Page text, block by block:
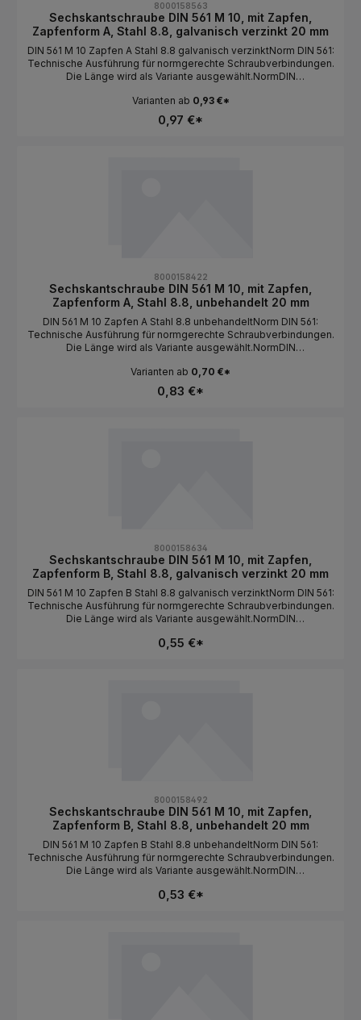
8000158563
Sechskantschraube DIN 561 M 10, mit Zapfen,
Zapfenform A, Stahl 8.8, galvanisch verzinkt 20 mm
DIN 561 M 10 Zapfen A Stahl 8.8 galvanisch verzinktNorm DIN 561:
Technische Ausführung für normgerechte Schraubverbindungen.
Die Länge wird als Variante ausgewählt.NormDIN
AGewindeartMetrischGewindeM
10MaterialStahlFestigkeit8.8Oberflächegalvanisch
verzinktAntriebAußensechskantLängeals Variante wählbar
Varianten ab 0,93 €*
0,97 €*
8000158422
Sechskantschraube DIN 561 M 10, mit Zapfen,
Zapfenform A, Stahl 8.8, unbehandelt 20 mm
DIN 561 M 10 Zapfen A Stahl 8.8 unbehandeltNorm DIN 561:
Technische Ausführung für normgerechte Schraubverbindungen.
Die Länge wird als Variante ausgewählt.NormDIN
AGewindeartMetrischGewindeM
10MaterialStahlFestigkeit8.8OberflächeunbehandeltAntriebAuße
nsechskantLängeals Variante wählbar
Varianten ab 0,70 €*
0,83 €*
8000158634
Sechskantschraube DIN 561 M 10, mit Zapfen,
Zapfenform B, Stahl 8.8, galvanisch verzinkt 20 mm
DIN 561 M 10 Zapfen B Stahl 8.8 galvanisch verzinktNorm DIN 561:
Technische Ausführung für normgerechte Schraubverbindungen.
Die Länge wird als Variante ausgewählt.NormDIN
BGewindeartMetrischGewindeM
0,55 €*
8000158492
Sechskantschraube DIN 561 M 10, mit Zapfen,
Zapfenform B, Stahl 8.8, unbehandelt 20 mm
DIN 561 M 10 Zapfen B Stahl 8.8 unbehandeltNorm DIN 561:
Technische Ausführung für normgerechte Schraubverbindungen.
Die Länge wird als Variante ausgewählt.NormDIN
BGewindeartMetrischGewindeM
0,53 €*